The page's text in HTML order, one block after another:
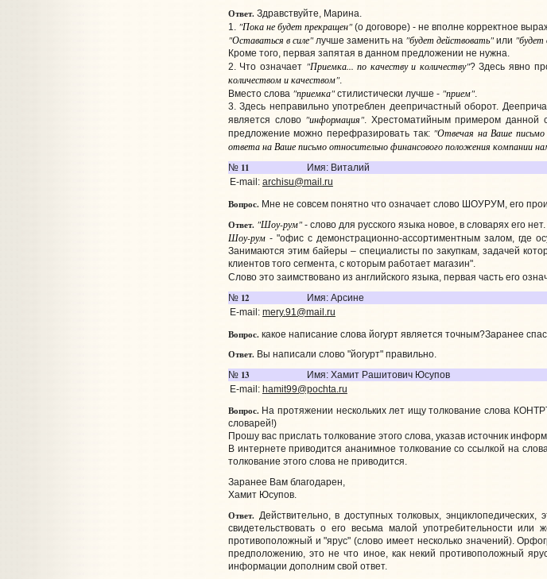
Ответ.Здравствуйте, Марина.
1. "Пока не будет прекращен"(о договоре) - не вполне корректное
"Оставаться в силе"лучше заменить на "будет действовать"или "будет
Кроме того, первая запятая в данном предложении не нужна.
2. Что означает "Приемка... по качеству и количеству"? Здесь явно
количеством и качеством".
Вместо слова "приемка"стилистически лучше - "прием".
3. Здесь неправильно употреблен деепричастный оборот.
является слово "информация". Хрестоматийным примером данной
предложение можно перефразировать так: "Отвечая на Ваше
ответа на Ваше письмо относительно финансового положения компании
№11 Имя: Виталий
E-mail: archisu@mail.ru
Вопрос. Мне не совсем понятно что означает слово ШОУРУМ, его
Ответ. "Шоу-рум"- слово для русского языка новое, в словарях его
Шоу-рум- "офис с демонстрационно-ассортиментным залом, где
Занимаются этим байеры – специалисты по закупкам, задачей
клиентов того сегмента, с которым работает магазин".
Слово это заимствовано из английского языка, первая часть его
№12 Имя: Арсине
E-mail: mery.91@mail.ru
Вопрос. какое написание слова йогурт является точным?Заранее
Ответ.Вы написали слово "йогурт" правильно.
№13 Имя: Хамит Рашитович Юсупов
E-mail: hamit99@pochta.ru
Вопрос.На протяжении нескольких лет ищу толкование слова
словарей!)
Прошу вас прислать толкование этого слова, указав источник
В интернете приводится ананимное толкование со ссылкой на
толкование этого слова не приводится.
Заранее Вам благодарен,
Хамит Юсупов.
Ответ. Действительно, в доступных толковых,
свидетельствовать о его весьма малой употребительности
противоположный и "ярус" (слово имеет несколько значений).
предположению, это не что иное, как некий противоположный
информации дополним свой ответ.